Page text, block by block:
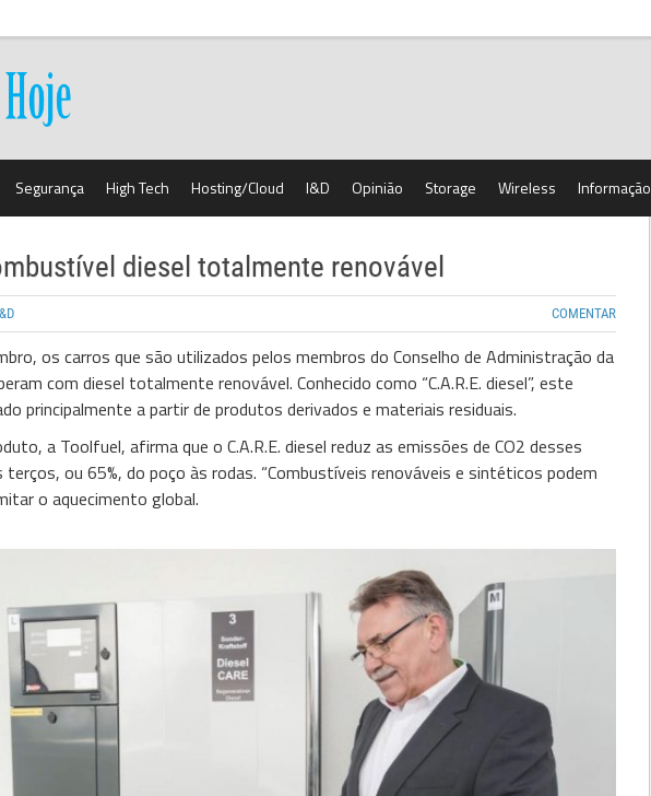
Segurança High Tech Hosting/Cloud I&D Opinião Storage Wireless Informação
diesel totalmente renovável
COMENTAR
os carros que são utilizados pelos membros do Conselho de Administração da
com diesel totalmente renovável. Conhecido como “C.A.R.E. diesel”, este
principalmente a partir de produtos derivados e materiais residuais.
a Toolfuel, afirma que o C.A.R.E. diesel reduz as emissões de CO2 desses
terços, ou 65%, do poço às rodas. “Combustíveis renováveis e sintéticos podem
o aquecimento global.